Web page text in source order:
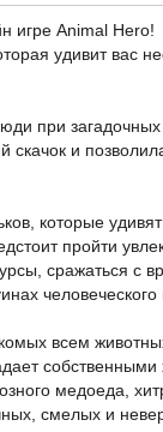
игре Animal Hero!
удивит вас
при загадочных
и
которые
пройти
сражаться с
человеческого
всем
собственными
медоеда,
смелых и